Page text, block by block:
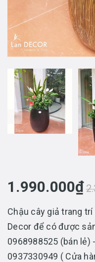
1.990.000₫
Chậu cây giả trang
Decor để có được
0968988525 (bán lẻ)
0937330949 ( Cửa